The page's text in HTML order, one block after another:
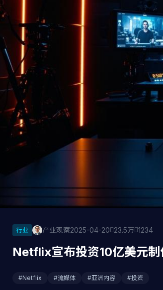
行业 产业观察2025-04-20 23.5万 1234
Netflix宣布投资10亿美元制
#Netflix #流媒体 #亚洲内容 #投资